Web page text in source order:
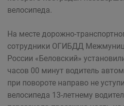
велосипеда.
На месте дорожно-
сотрудники ОГИБДД
России «Беловский»
часов 00 минут водитель
при повороте направо не
велосипеда 13-летнему